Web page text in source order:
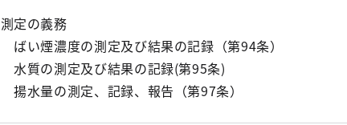
測定の義務
ばい煙濃度の測定及び結果の記録（第94条）
水質の測定及び結果の記録(第95条)
揚水量の測定、記録、報告（第97条）